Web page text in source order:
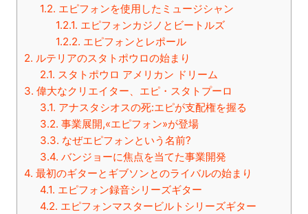
1.2. エピフォンを使用したミュージシャン
1.2.1. エピフォンカジノとビートルズ
1.2.2. エピフォンとレポール
2. ルテリアのスタトポウロの始まり
2.1. スタトポウロ アメリカン ドリーム
3. 偉大なクリエイター、エピ・スタトプーロ
3.1. アナスタシオスの死:エピが支配権を握る
3.2. 事業展開,«エピフォン»が登場
3.3. なぜエピフォンという名前?
3.4. バンジョーに焦点を当てた事業開発
4. 最初のギターとギブソンとのライバルの始まり
4.1. エピフォン録音シリーズギター
4.2. エピフォンマスタービルトシリーズギター